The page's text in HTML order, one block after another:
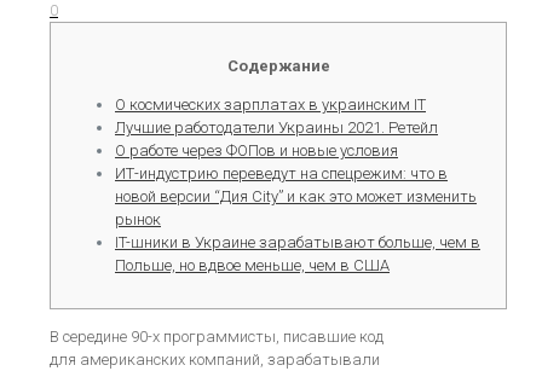
0
Содержание
О космических зарплатах в украинским IТ
Лучшие работодатели Украины 2021. Ретейл
О работе через ФОПов и новые условия
ИТ-индустрию переведут на спецрежим: что в
новой версии “Дия City” и как это может изменить
рынок
IT-шники в Украине зарабатывают больше, чем в
Польше, но вдвое меньше, чем в США
В середине 90-х программисты, писавшие код
для американских компаний, зарабатывали